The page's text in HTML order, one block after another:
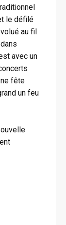
le défilé
au fil
avec un
fête
un feu